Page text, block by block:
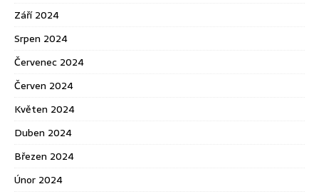
Září 2024
Srpen 2024
Červenec 2024
Červen 2024
Květen 2024
Duben 2024
Březen 2024
Únor 2024